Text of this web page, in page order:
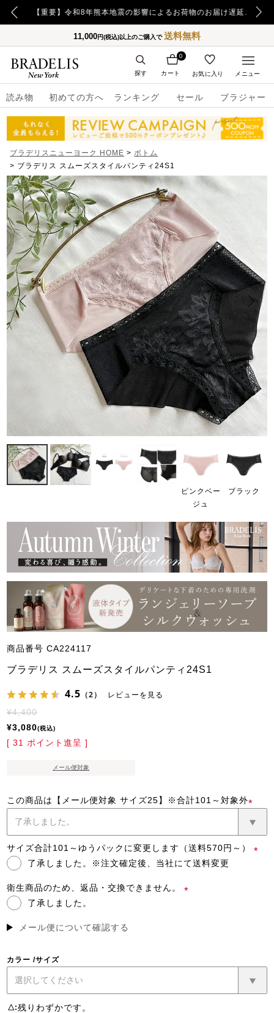
【重要】令和8年熊本地震の影響によるお荷物のお届け遅延について
11,000円(税込)以上のご購入で送料無料
読み物 初めての方へ ランキング セール ブラジャー
カート
0
お気に入り
探す メニュー
ブラデリスニューヨーク HOME
ボトム
ブラデリス スムーズスタイルパンティ24S1
ピンクベー
ジュ
ブラック
商品番号 CA224117
ブラデリス スムーズスタイルパンティ24S1
4.5 （2） レビューを見る
¥4,400
¥3,080 税込
[ 31 ポイント進呈 ]
メール便対象
この商品は【メール便対象 サイズ25】※合計101～対象外
(必
須)
サイズ合計101～ゆうパックに変更します（送料570円～）
了承しました。※注文確定後、当社にて送料変更
衛生商品のため、返品・交換できません。
了承しました。
メール便について確認する
カラー サイズ
△ 残りわずかです。